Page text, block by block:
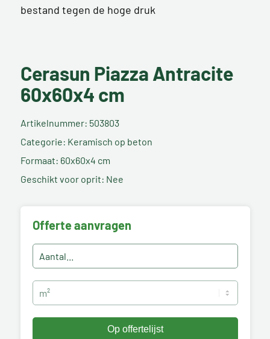
bestand tegen de hoge druk
Cerasun Piazza Antracite
60x60x4 cm
Artikelnummer: 503803
Categorie: Keramisch op beton
Formaat: 60x60x4 cm
Geschikt voor oprit: Nee
Offerte aanvragen